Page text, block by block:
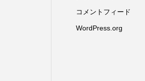
コメントフィード
WordPress.org